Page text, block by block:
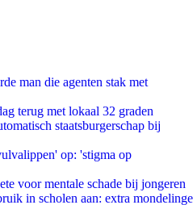
man die agenten stak met
terug met lokaal 32 graden
staatsburgerschap bij
op: 'stigma op
voor mentale schade bij jongeren
in scholen aan: extra mondelinge